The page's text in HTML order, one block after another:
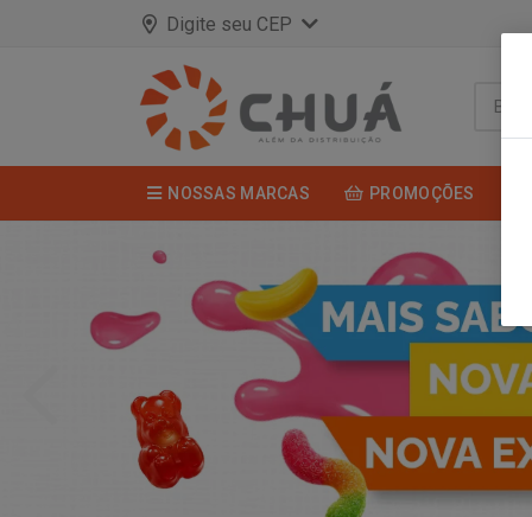
Digite seu CEP
NOSSAS MARCAS PROMOÇÕES